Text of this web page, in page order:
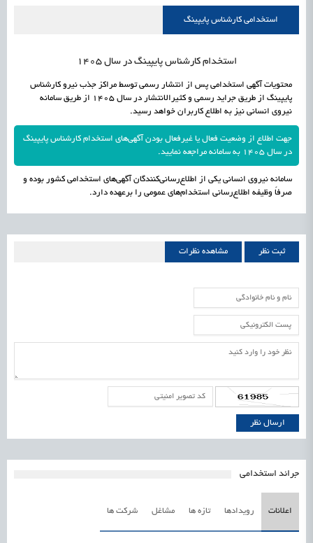
اشتغال و کارآفرینی راه‌اندازی «کارخانه نوآوری مینیاتوری فرآورده‌های گیاهی و طبیعی» در دستور کار معاونتاستخدامی کارشناس پایپینگ
استخدام کارشناس پایپینگ در سال 1405
محتویات آگهی استخدامی پس از انتشار رسمی توسط مراکز جذب نیرو کارشناس
پایپینگ از طریق جراید رسمی و کثیرالانتشار در سال 1405 از طریق سامانه
نیروی انسانی نیز به اطلاع کاربران خواهد رسید.
جهت اطلاع از وضعیت فعال یا غیرفعال بودن آگهی‌های استخدام کارشناس پایپینگ
در سال 1405 به سامانه مراجعه نمایید.
سامانه نیروی انسانی یکی از اطلاع‌رسانی‌کنندگان آگهی‌های استخدامی کشور بوده و
صرفاً وظیفه اطلاع‌رسانی استخدام‌های عمومی را برعهده دارد.
ثبت نظر مشاهده نظرات
جرائد استخدامی
اعلانات رویدادها تازه ها مشاغل شرکت ها